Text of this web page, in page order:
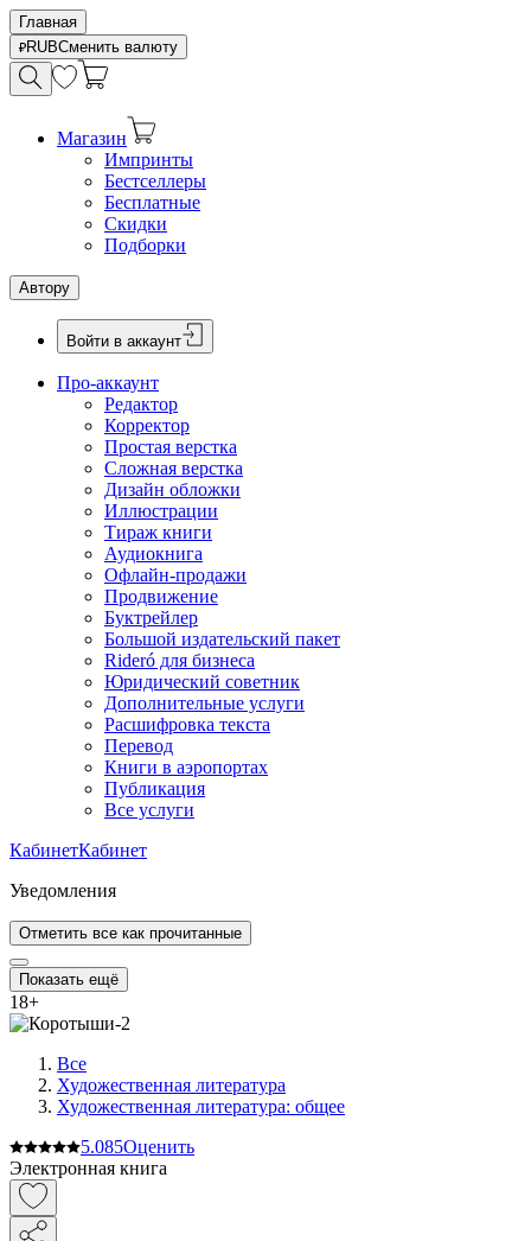
Главная
RUBСменить валюту
Магазин
Импринты
Бестселлеры
Бесплатные
Скидки
Подборки
Автору
Войти в аккаунт
Про-аккаунт
Редактор
Корректор
Простая верстка
Сложная верстка
Дизайн обложки
Иллюстрации
Тираж книги
Аудиокнига
Офлайн-продажи
Продвижение
Буктрейлер
Большой издательский пакет
Rideró для бизнеса
Юридический советник
Дополнительные услуги
Расшифровка текста
Перевод
Книги в аэропортах
Публикация
Все услуги
КабинетКабинет
Уведомления
Отметить все как прочитанные
Показать ещё
18+
Все
Художественная литература
Художественная литература: общее
5.085Оценить
Электронная книга